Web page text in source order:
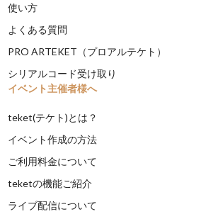
使い方
よくある質問
PRO ARTEKET（プロアルテケト）
シリアルコード受け取り
イベント主催者様へ
teket(テケト)とは？
イベント作成の方法
ご利用料金について
teketの機能ご紹介
ライブ配信について